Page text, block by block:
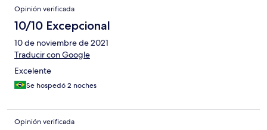
Opinión verificada
10/10 Excepcional
10 de noviembre de 2021
Traducir con Google
Excelente
Se hospedó 2 noches
Opinión verificada